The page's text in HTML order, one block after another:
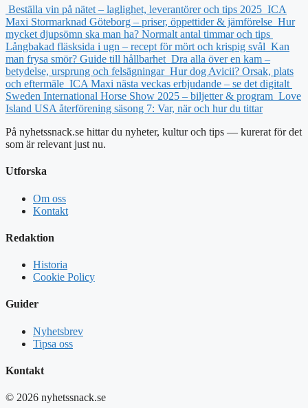
Beställa vin på nätet – laglighet, leverantörer och tips 2025 ICA
Maxi Stormarknad Göteborg – priser, öppettider & jämförelse Hur
mycket djupsömn ska man ha? Normalt antal timmar och tips
Långbakad fläsksida i ugn – recept för mört och krispig svål Kan
man frysa smör? Guide till hållbarhet Dra alla över en kam –
betydelse, ursprung och felsägningar Hur dog Avicii? Orsak, plats
och eftermäle ICA Maxi nästa veckas erbjudande – se det digitalt
Sweden International Horse Show 2025 – biljetter & program Love
Island USA återförening säsong 7: Var, när och hur du tittar
På nyhetssnack.se hittar du nyheter, kultur och tips — kurerat för det
som är relevant just nu.
Utforska
Om oss
Kontakt
Redaktion
Historia
Cookie Policy
Guider
Nyhetsbrev
Tipsa oss
Kontakt
© 2026 nyhetssnack.se